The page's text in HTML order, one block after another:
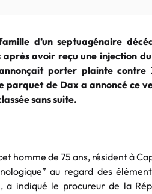
d’un septuagénaire
avoir reçu une injection
porter plainte contre
parquet de Dax a annoncé ce
sans suite.
homme de 75 ans, résident à
au regard des
a indiqué le procureur de la